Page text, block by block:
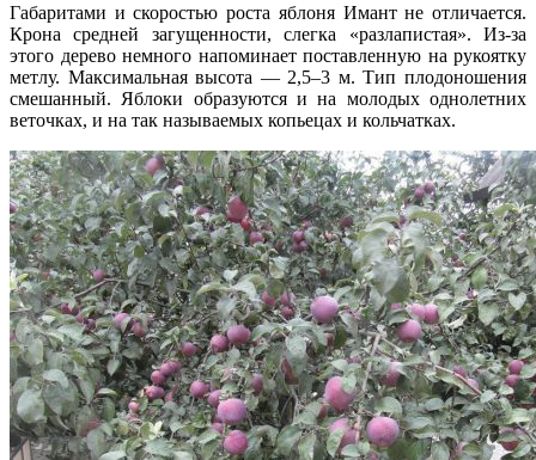
Габаритами и скоростью роста яблоня Имант не отличается.
Крона средней загущенности, слегка «разлапистая». Из-за
этого дерево немного напоминает поставленную на рукоятку
метлу. Максимальная высота — 2,5–3 м. Тип плодоношения
смешанный. Яблоки образуются и на молодых однолетних
веточках, и на так называемых копьецах и кольчатках.